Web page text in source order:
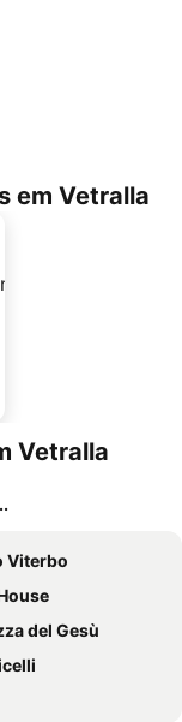
em Vetralla
Vetralla
Viterbo
del Gesù